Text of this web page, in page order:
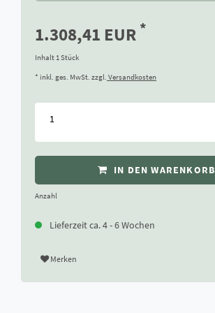
1.308,41 EUR *
Inhalt 1Stück
* inkl. ges. MwSt. zzgl. Versandkosten
IN DEN WARENKORB
Anzahl
Lieferzeit ca. 4 - 6 Wochen
Merken